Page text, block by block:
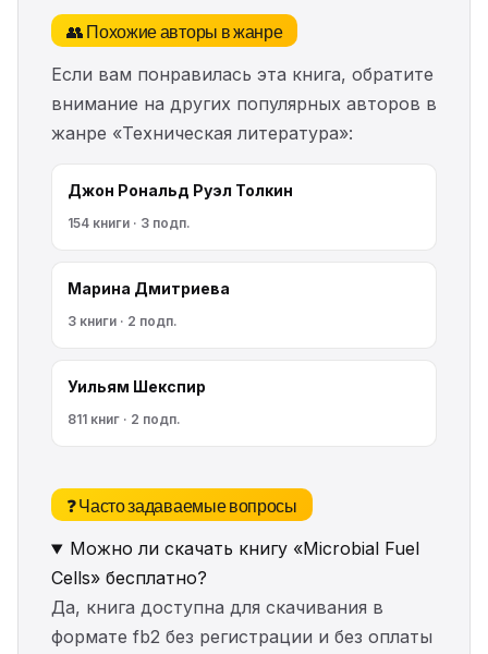
👥 Похожие авторы в жанре
Если вам понравилась эта книга, обратите
внимание на других популярных авторов в
жанре «Техническая литература»:
Джон Рональд Руэл Толкин
154 книги · 3 подп.
Марина Дмитриева
3 книги · 2 подп.
Уильям Шекспир
811 книг · 2 подп.
❓ Часто задаваемые вопросы
Можно ли скачать книгу «Microbial Fuel
Cells» бесплатно?
Да, книга доступна для скачивания в
формате fb2 без регистрации и без оплаты